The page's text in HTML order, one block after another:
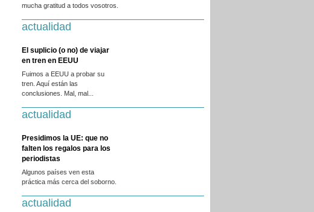
mucha gratitud a todos vosotros.
actualidad
El suplicio (o no) de viajar
en tren en EEUU
Fuimos a EEUU a probar su
tren. Aquí están las
conclusiones. Mal, mal...
actualidad
Presidimos la UE: que no
falten los regalos para los
periodistas
Algunos países ven esta
práctica más cerca del soborno.
actualidad